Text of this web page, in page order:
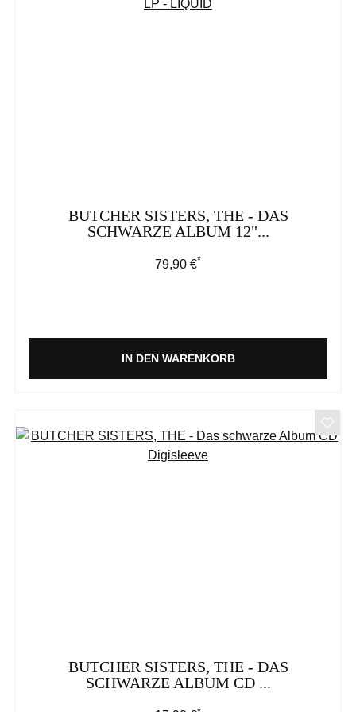
BUTCHER SISTERS, THE - DAS
SCHWARZE ALBUM 12"...
Regulärer Preis:
79,90 €*
IN DEN WARENKORB
BUTCHER SISTERS, THE - DAS
SCHWARZE ALBUM CD ...